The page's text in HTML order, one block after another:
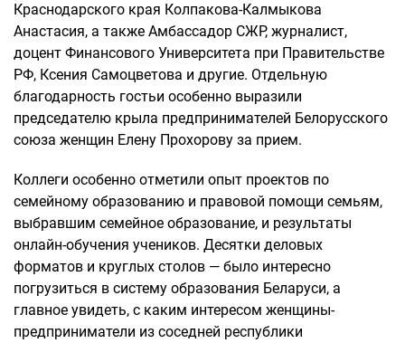
Краснодарского края Колпакова-Калмыкова
Анастасия, а также Амбассадор СЖР, журналист,
доцент Финансового Университета при Правительстве
РФ, Ксения Самоцветова и другие. Отдельную
благодарность гостьи особенно выразили
председателю крыла предпринимателей Белорусского
союза женщин Елену Прохорову за прием.
Коллеги особенно отметили опыт проектов по
семейному образованию и правовой помощи семьям,
выбравшим семейное образование, и результаты
онлайн-обучения учеников. Десятки деловых
форматов и круглых столов — было интересно
погрузиться в систему образования Беларуси, а
главное увидеть, с каким интересом женщины-
предприниматели из соседней республики